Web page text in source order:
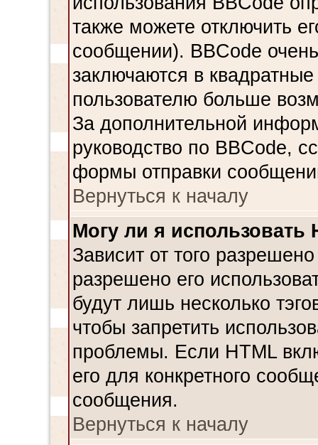
также можете отключить
сообщении). BBCode
заключаются в
пользователю больше
За дополнительной
руководство по BBCode,
формы отправки
Вернуться к началу
Могу ли я использовать
Зависит от того
разрешено его
будут лишь несколько
чтобы запретить
проблемы. Если HTML
его для конкретного
сообщения.
Вернуться к началу